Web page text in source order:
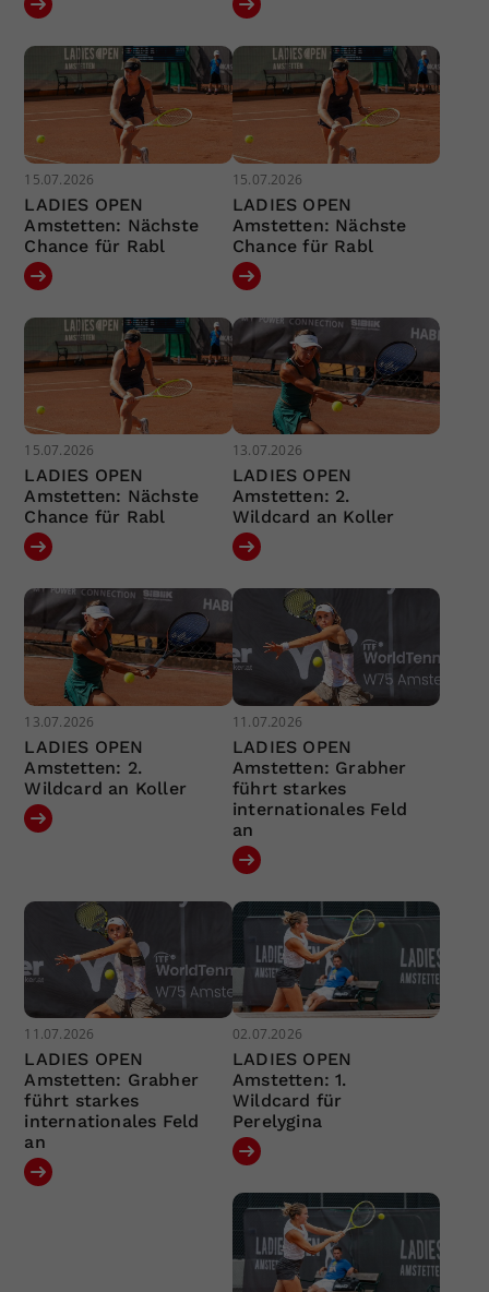
15.07.2026
LADIES OPEN
Amstetten: Nächste
Chance für Rabl
15.07.2026
LADIES OPEN
Amstetten: Nächste
Chance für Rabl
15.07.2026
LADIES OPEN
Amstetten: Nächste
Chance für Rabl
13.07.2026
LADIES OPEN
Amstetten: 2.
Wildcard an Koller
13.07.2026
LADIES OPEN
Amstetten: 2.
Wildcard an Koller
11.07.2026
LADIES OPEN
Amstetten: Grabher
führt starkes
internationales Feld
an
11.07.2026
LADIES OPEN
Amstetten: Grabher
führt starkes
internationales Feld
an
02.07.2026
LADIES OPEN
Amstetten: 1.
Wildcard für
Perelygina